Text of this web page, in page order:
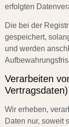
erfolgten
Die bei der
gespeichert,
und werden
Verarbeiten
Vertragsdaten)
Wir erheben,
Daten nur, soweit